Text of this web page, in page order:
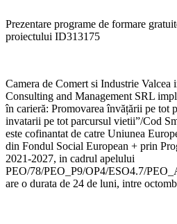
Prezentare programe de formare
proiectului ID313175
Camera de Comert si Industrie Valcea
Consulting and Management SRL
în carieră: Promovarea învățării pe tot
invatarii pe tot parcursul vietii”/Cod
este cofinantat de catre Uniunea
din Fondul Social European + prin
2021-2027, in cadrul apelului
PEO/78/PEO_P9/OP4/ESO4.7/
are o durata de 24 de luni, intre